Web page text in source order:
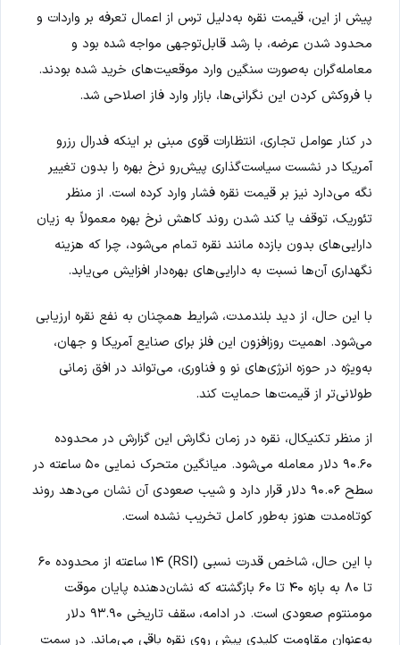
پیش از این، قیمت نقره به‌دلیل ترس از اعمال تعرفه بر واردات و
محدود شدن عرضه، با رشد قابل‌توجهی مواجه شده بود و
معامله‌گران به‌صورت سنگین وارد موقعیت‌های خرید شده بودند.
با فروکش کردن این نگرانی‌ها، بازار وارد فاز اصلاحی شد.
در کنار عوامل تجاری، انتظارات قوی مبنی بر اینکه فدرال رزرو
آمریکا در نشست سیاست‌گذاری پیش‌رو نرخ بهره را بدون تغییر
نگه می‌دارد نیز بر قیمت نقره فشار وارد کرده است. از منظر
تئوریک، توقف یا کند شدن روند کاهش نرخ بهره معمولاً به زیان
دارایی‌های بدون بازده مانند نقره تمام می‌شود، چرا که هزینه
نگهداری آن‌ها نسبت به دارایی‌های بهره‌دار افزایش می‌یابد.
با این حال، از دید بلندمدت، شرایط همچنان به نفع نقره ارزیابی
می‌شود. اهمیت روزافزون این فلز برای صنایع آمریکا و جهان،
به‌ویژه در حوزه انرژی‌های نو و فناوری، می‌تواند در افق زمانی
طولانی‌تر از قیمت‌ها حمایت کند.
از منظر تکنیکال، نقره در زمان نگارش این گزارش در محدوده
۹۰.۶۰ دلار معامله می‌شود. میانگین متحرک نمایی ۵۰ ساعته در
سطح ۹۰.۰۶ دلار قرار دارد و شیب صعودی آن نشان می‌دهد روند
کوتاه‌مدت هنوز به‌طور کامل تخریب نشده است.
با این حال، شاخص قدرت نسبی (RSI) ۱۴ ساعته از محدوده ۶۰
تا ۸۰ به بازه ۴۰ تا ۶۰ بازگشته که نشان‌دهنده پایان موقت
مومنتوم صعودی است. در ادامه، سقف تاریخی ۹۳.۹۰ دلار
به‌عنوان مقاومت کلیدی پیش روی نقره باقی می‌ماند. در سمت